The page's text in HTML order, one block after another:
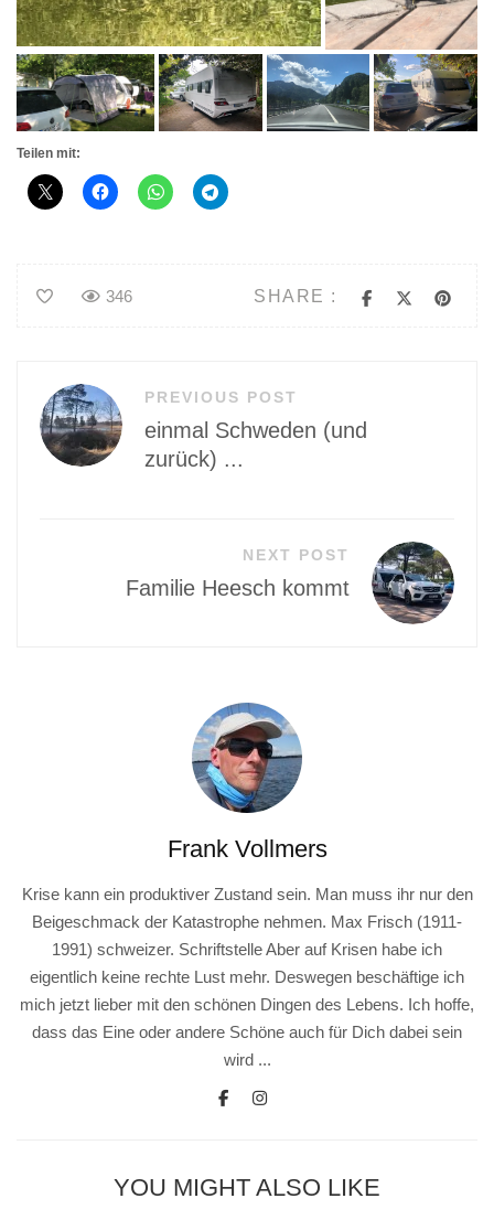
Teilen mit:
SHARE :
346
Beitragsnavigation
PREVIOUS POST
einmal Schweden (und
zurück) ...
NEXT POST
Familie Heesch kommt
Frank Vollmers
Krise kann ein produktiver Zustand sein. Man muss ihr nur den
Beigeschmack der Katastrophe nehmen. Max Frisch (1911-
1991) schweizer. Schriftstelle Aber auf Krisen habe ich
eigentlich keine rechte Lust mehr. Deswegen beschäftige ich
mich jetzt lieber mit den schönen Dingen des Lebens. Ich hoffe,
dass das Eine oder andere Schöne auch für Dich dabei sein
wird ...
YOU MIGHT ALSO LIKE